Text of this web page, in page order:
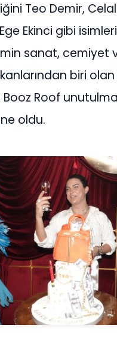
Teo Demir, Celal
Ekinci gibi
sanat, cemiyet
biri
Roof
oldu.